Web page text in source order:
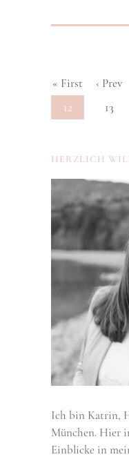
« First ‹ Prev
12
13
HERZLICH
Ich bin Katrin,
München. Hier
Einblicke in